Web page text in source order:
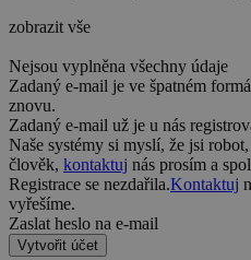
zobrazit vše
Nejsou vyplněna všechny údaje
Zadaný e-mail je ve špatném
znovu.
Zadaný e-mail už je u nás
Naše systémy si myslí, že jsi
člověk, kontaktuj nás prosím a
Registrace se nezdařila.Kontaktuj
vyřešíme.
Zaslat heslo na e-mail
Vytvořit účet